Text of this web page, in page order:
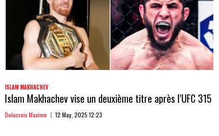
ISLAM MAKHACHEV
Islam Makhachev vise un deuxième titre après l’UFC 315
Delacroix Maxime 12 May, 2025 12:23